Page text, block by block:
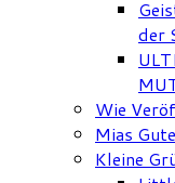
der
Wie
Mias
Kleine